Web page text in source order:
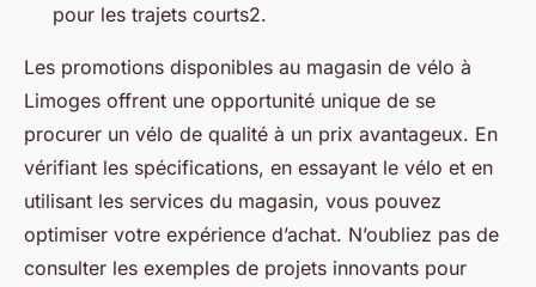
pour les trajets courts2.
Les promotions disponibles au magasin de vélo à
Limoges offrent une opportunité unique de se
procurer un vélo de qualité à un prix avantageux. En
vérifiant les spécifications, en essayant le vélo et en
utilisant les services du magasin, vous pouvez
optimiser votre expérience d’achat. N’oubliez pas de
consulter les exemples de projets innovants pour